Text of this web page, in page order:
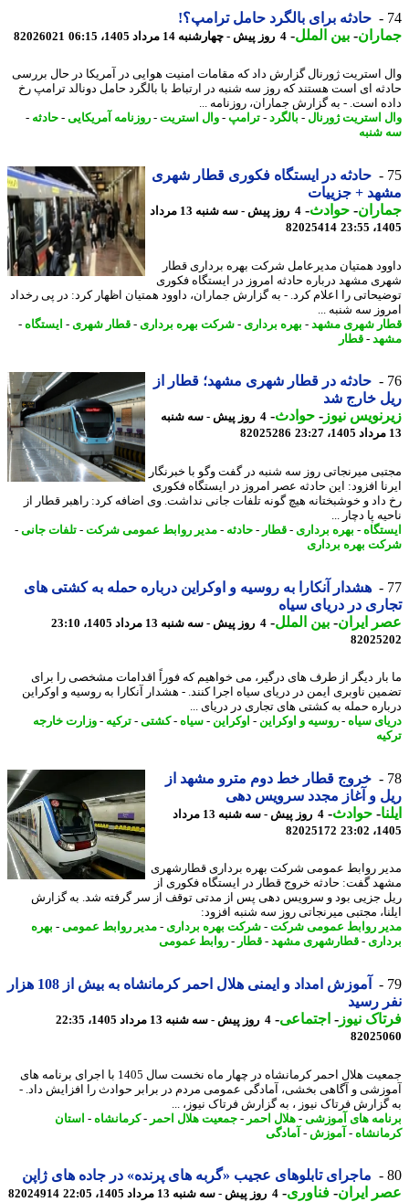
حادثه برای بالگرد حامل ترامپ؟!
- بین الملل-4 روز پیش - چهارشنبه 14 مرداد 1405، 06:15 82026021
استریت ژورنال گزارش داد که مقامات امنیت هوایی در آمریکا در حال بررسی
ای است هستند که روز سه شنبه در ارتباط با بالگرد حامل دونالد ترامپ رخ
است. - به گزارش جماران، روزنامه ...
استریت ژورنال-بالگرد-ترامپ -وال استریت-روزنامه آمریکایی-حادثه-
حادثه در ایستگاه فکوری قطار شهری
+ جزییات
- حوادث -
4 روز پیش - سه شنبه 13 مرداد
82025414
همتیان مدیرعامل شرکت بهره برداری قطار
مشهد درباره حادثه امروز در ایستگاه فکوری
را اعلام کرد. - به گزارش جماران، داوود همتیان اظهار کرد: در پی رخداد
سه شنبه ...
شهری مشهد-بهره برداری- شرکت بهره برداری- قطار شهری- ایستگاه-
-قطار
حادثه در قطار شهری مشهد؛ قطار از
خارج شد
نیوز-حوادث - 4 روز پیش - سه شنبه
82025286
میرنجاتی روز سه شنبه در گفت وگو با خبرنگار
افزود: این حادثه عصر امروز در ایستگاه فکوری
و خوشبختانه هیچ گونه تلفات جانی نداشت. وی اضافه کرد: راهبر قطار از
پا دچار ...
-بهره برداری- قطار-حادثه-مدیر روابط عمومی شرکت-تلفات جانی-
بهره برداری
هشدار آنکارا به روسیه و اوکراین درباره حمله به کشتی های
در دریای سیاه
ایران- بین الملل-4 روز پیش - سه شنبه 13 مرداد 1405، 23:10
دیگر از طرف های درگیر، می خواهیم که فوراً اقدامات مشخصی را برای
ناوبری ایمن در دریای سیاه اجرا کنند. - هشدار آنکارا به روسیه و اوکراین
حمله به کشتی های تجاری در دریای ...
سیاه-روسیه و اوکراین- اوکراین- سیاه-کشتی-ترکیه-وزارت خارجه
خروج قطار خط دوم مترو مشهد از
و آغاز مجدد سرویس دهی
-حوادث -
4 روز پیش - سه شنبه 13 مرداد
82025172
روابط عمومی شرکت بهره برداری قطارشهری
گفت: حادثه خروج قطار در ایستگاه فکوری از
جزیی بود و سرویس دهی پس از مدتی توقف از سر گرفته شد. به گزارش
مجتبی میرنجاتی روز سه شنبه افزود:
روابط عمومی شرکت-شرکت بهره برداری- مدیر روابط عمومی-بهره
- قطارشهری مشهد-قطار-روابط عمومی
آموزش امداد و ایمنی هلال احمر کرمانشاه به بیش از 108 هزار
رسید
نیوز-اجتماعی-4 روز پیش - سه شنبه 13 مرداد 1405، 22:35
جمعیت هلال احمر کرمانشاه در چهار ماه نخست سال 1405 با اجرای برنامه های
و آگاهی بخشی، آمادگی عمومی مردم در برابر حوادث را افزایش داد. -
فرتاک نیوز ، به گزارش فرتاک نیوز، ...
های آموزشی -هلال احمر -جمعیت هلال احمر -کرمانشاه-استان
-آموزش-آمادگی
ماجرای تابلوهای عجیب «گربه های پرنده» در جاده های ژاپن
ایران- فناوری- 4 روز پیش - سه شنبه 13 مرداد 1405، 22:05 82024914